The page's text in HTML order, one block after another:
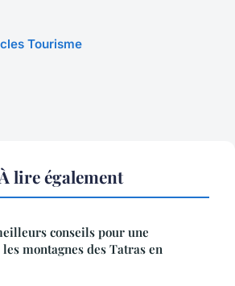
Tourisme
lire également
conseils pour une
montagnes des Tatras en